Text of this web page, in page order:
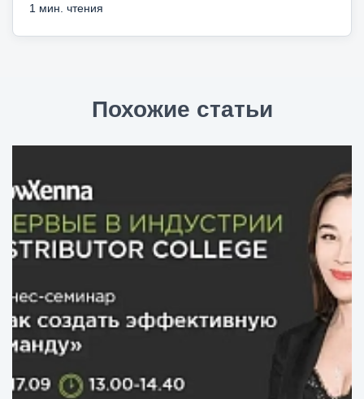
1 мин. чтения
Похожие статьи